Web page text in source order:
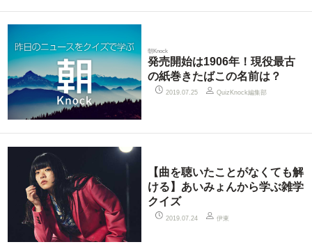
朝Knock
発売開始は1906年！現役最古
の紙巻きたばこの名前は？
2019.07.25 QuizKnock編集部
【曲を聴いたことがなくても解
ける】あいみょんから学ぶ雑学
クイズ
2019.07.24 伊東